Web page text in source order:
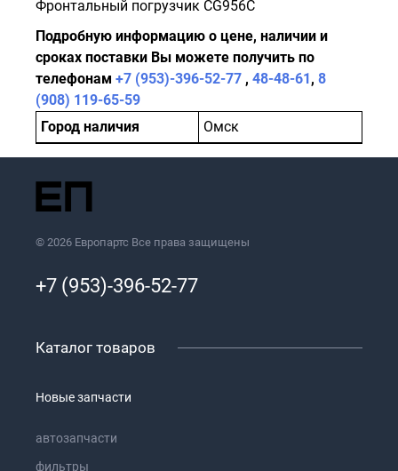
Фронтальный погрузчик CG956C
Подробную информацию о цене, наличии и
сроках поставки Вы можете получить по
телефонам +7 (953)-396-52-77 , 48-48-61, 8
(908) 119-65-59
Город наличия
Омск
© 2026 Европартс Все права защищены
+7 (953)-396-52-77
Каталог товаров
Новые запчасти
автозапчасти
фильтры